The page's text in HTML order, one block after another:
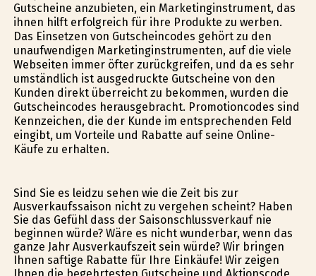
Gutscheine anzubieten, ein Marketinginstrument, das
ihnen hilft erfolgreich für ihre Produkte zu werben.
Das Einsetzen von Gutscheincodes gehört zu den
unaufwendigen Marketinginstrumenten, auf die viele
Webseiten immer öfter zurückgreifen, und da es sehr
umständlich ist ausgedruckte Gutscheine von den
Kunden direkt überreicht zu bekommen, wurden die
Gutscheincodes herausgebracht. Promotioncodes sind
Kennzeichen, die der Kunde im entsprechenden Feld
eingibt, um Vorteile und Rabatte auf seine Online-
Käufe zu erhalten.
Sind Sie es leidzu sehen wie die Zeit bis zur
Ausverkaufssaison nicht zu vergehen scheint? Haben
Sie das Gefühl dass der Saisonschlussverkauf nie
beginnen würde? Wäre es nicht wunderbar, wenn das
ganze Jahr Ausverkaufszeit sein würde? Wir bringen
Ihnen saftige Rabatte für Ihre Einkäufe! Wir zeigen